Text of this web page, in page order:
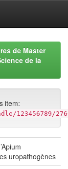
de Master
de la
item:
123456789/
uropathogènes